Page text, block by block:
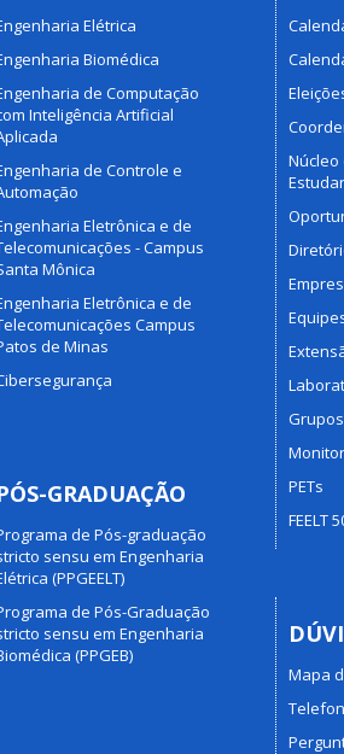
Elétrica
Biomédica
de Computação
Inteligência Artificial
de Controle e
Eletrônica e de
- Campus
Mônica
Eletrônica e de
Campus
de Minas
GRADUAÇÃO
de Pós-graduação
sensu em Engenharia
(PPGEELT)
de Pós-Graduação
sensu em Engenharia
(PPGEB)
Núcleo
PETs
FEELT
Mapa